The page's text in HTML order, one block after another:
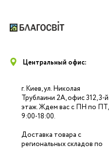
Центральный офис:
г. Киев, ул. Николая
Трублаини 2А, офис 312, 3-й
этаж. Ждем вас с ПН по ПТ,
9:00-18:00.
Доставка товара с
региональных складов по